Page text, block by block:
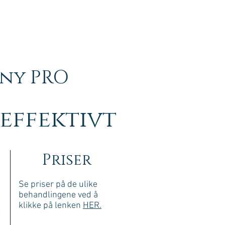
PRO
effektivt
Priser
Se priser på de ulike
behandlingene ved å
klikke på lenken HER.